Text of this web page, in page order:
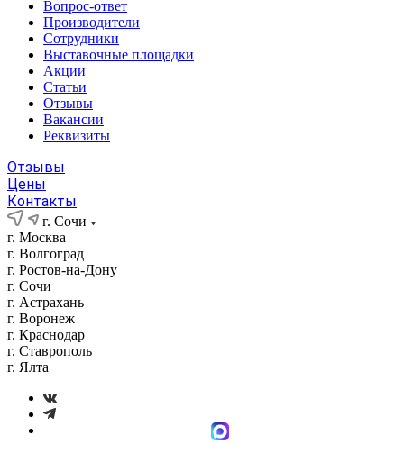
Вопрос-ответ
Производители
Сотрудники
Выставочные площадки
Акции
Статьи
Отзывы
Вакансии
Реквизиты
Отзывы
Цены
Контакты
г. Сочи
г. Москва
г. Волгоград
г. Ростов-на-Дону
г. Сочи
г. Астрахань
г. Воронеж
г. Краснодар
г. Ставрополь
г. Ялта